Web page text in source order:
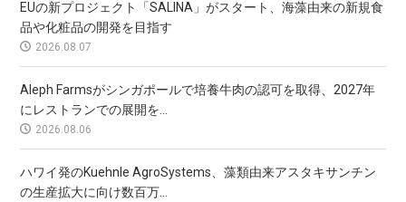
EUの新プロジェクト「SALINA」がスタート、海藻由来の新規食
品や化粧品の開発を目指す
2026.08.07
Aleph Farmsがシンガポールで培養牛肉の認可を取得、2027年
にレストランでの展開を...
2026.08.06
ハワイ発のKuehnle AgroSystems、藻類由来アスタキサンチン
の生産拡大に向け数百万...